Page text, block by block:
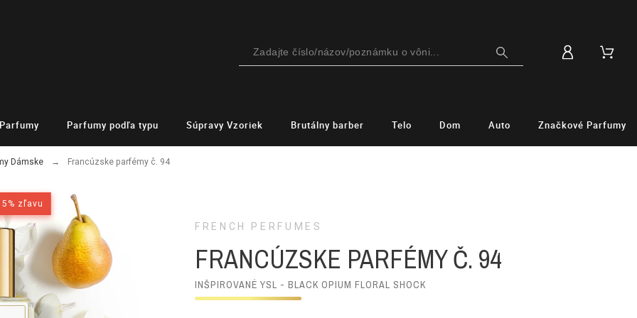
Parfumy Parfumy podľa typu Súpravy Vzoriek Brutálny barber Telo Dom Auto Značkové Parfumy
Dámske Francúzske parfémy č. 94
zľavu
zľavu
FRENCH PERFUMES
FRANCÚZSKE PARFÉMY Č. 94
INŠPIROVANÉ YSL - BLACK OPIUM FLORAL SHOCK